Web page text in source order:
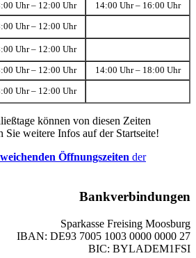
Uhr – 12:00 Uhr 14:00 Uhr – 16:00 Uhr
Uhr – 12:00 Uhr
Uhr – 12:00 Uhr
Uhr – 12:00 Uhr 14:00 Uhr – 18:00 Uhr
Uhr – 12:00 Uhr
können von diesen Zeiten
Sie weitere Infos auf der Startseite!
Öffnungszeiten der
Bankverbindungen
Sparkasse Freising Moosburg
IBAN: DE93 7005 1003 0000 0000 27
BIC: BYLADEM1FSI